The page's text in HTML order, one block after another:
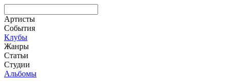
Артисты
События
Клубы
Жанры
Статьи
Студии
Альбомы